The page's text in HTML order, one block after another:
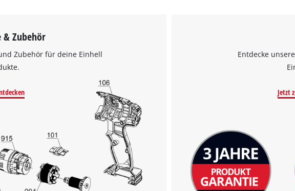
Wir benötigen deine Zustimmung, um
Google Maps laden zu können!
& Zubehör
Zubehör für deine Einhell
Entdecke
Jetzt